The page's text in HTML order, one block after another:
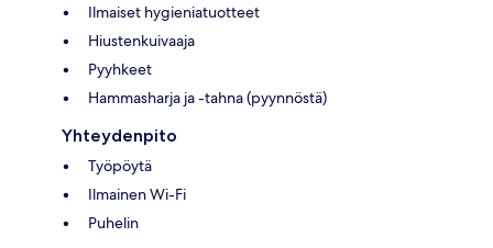
Ilmaiset hygieniatuotteet
Hiustenkuivaaja
Pyyhkeet
Hammasharja ja -tahna (pyynnöstä)
Yhteydenpito
Työpöytä
Ilmainen Wi-Fi
Puhelin